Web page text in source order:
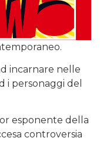
incarnare nelle
i personaggi del
esponente della
controversia